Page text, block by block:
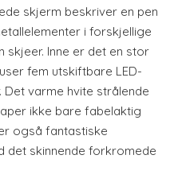
skjerm beskriver en pen
i forskjellige
Inne er det en stor
fem utskiftbare LED-
varme hvite strålende
ikke bare fabelaktig
også fantastiske
det skinnende forkromede